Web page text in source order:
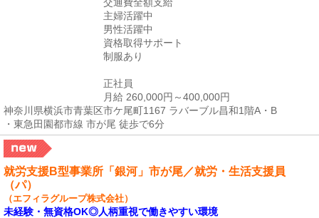
主婦活躍中
男性活躍中
資格取得サポート
制服あり
正社員
月給 260,000円～400,000円
神奈川県横浜市青葉区市ケ尾町1167 ラバーブル昌和1階A・B
・東急田園都市線 市が尾 徒歩で6分
就労支援B型事業所「銀河」市が尾／就労・生活支援員
（パ）
（エフィラグループ株式会社）
未経験・無資格OK◎人柄重視で働きやすい環境